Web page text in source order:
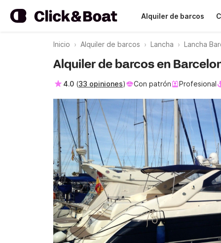
Alquiler de barcos
Inicio Alquiler de barcos Lancha Lancha
Alquiler de barcos en
4.0 (33 opiniones) Con patrón Profesional